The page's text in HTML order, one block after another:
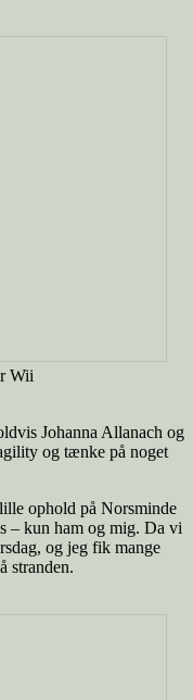
Wii
Johanna Allanach og
og tænke på noget
ophold på Norsminde
– kun ham og mig. Da vi
og jeg fik mange
stranden.